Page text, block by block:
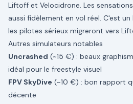
Liftoff et Velocidrone. Les
aussi fidèlement en vol réel. C'est
les pilotes sérieux migreront vers
Autres simulateurs notables
Uncrashed (~15 €) : beaux
idéal pour le freestyle visuel
FPV SkyDive (~10 €) : bon rapport
décente